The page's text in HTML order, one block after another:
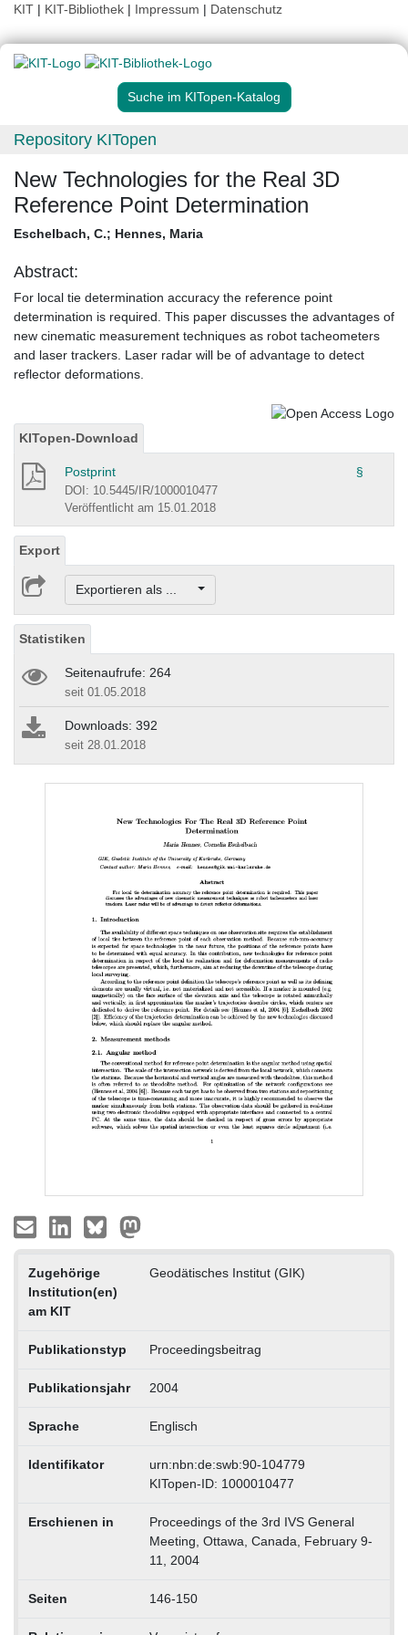
KIT | KIT-Bibliothek | Impressum | Datenschutz
Suche im KITopen-Katalog
Repository KITopen
New Technologies for the Real 3D
Reference Point Determination
Eschelbach, C.; Hennes, Maria
Abstract:
For local tie determination accuracy the reference point
determination is required. This paper discusses the advantages of
new cinematic measurement techniques as robot tacheometers
and laser trackers. Laser radar will be of advantage to detect
reflector deformations.
KITopen-Download
Postprint §
DOI: 10.5445/IR/1000010477
Veröffentlicht am 15.01.2018
Export
Exportieren als ...
Statistiken
Seitenaufrufe: 264
seit 01.05.2018
Downloads: 392
seit 28.01.2018
Zugehörige
Institution(en)
am KIT
Geodätisches Institut (GIK)
Publikationstyp Proceedingsbeitrag
Publikationsjahr 2004
Sprache Englisch
Identifikator
urn:nbn:de:swb:90-104779
KITopen-ID: 1000010477
Erschienen in
Proceedings of the 3rd IVS General
Meeting, Ottawa, Canada, February 9-
11, 2004
Seiten 146-150